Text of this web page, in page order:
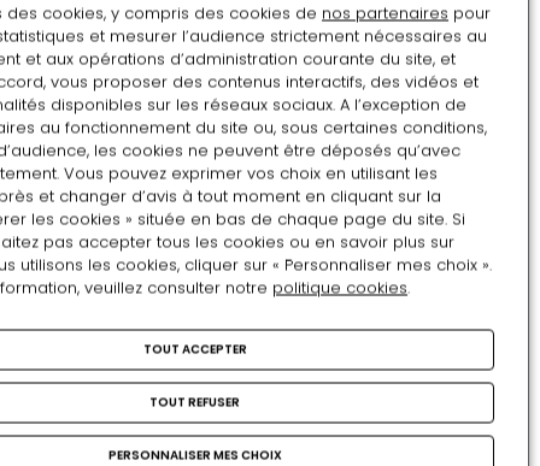
Août
LU MA ME JE VE SA DI
27 28 29 30 31 1 2
3 4 5 6 7 8 9
10 11 12 13 14 15 16
17 18 19 20 21 22 23
des cookies, y compris des cookies de nos partenaires pour
et mesurer l’audience strictement nécessaires au
et aux opérations d’administration courante du site, et
vous proposer des contenus interactifs, des vidéos et
disponibles sur les réseaux sociaux. A l’exception de
au fonctionnement du site ou, sous certaines conditions,
les cookies ne peuvent être déposés qu’avec
Vous pouvez exprimer vos choix en utilisant les
et changer d’avis à tout moment en cliquant sur la
les cookies » située en bas de chaque page du site. Si
pas accepter tous les cookies ou en savoir plus sur
utilisons les cookies, cliquer sur « Personnaliser mes choix ».
veuillez consulter notre politique cookies.
TOUT ACCEPTER
TOUT REFUSER
PERSONNALISER MES CHOIX